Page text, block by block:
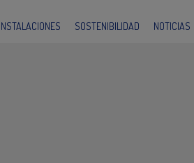
INSTALACIONES SOSTENIBILIDAD NOTICIAS